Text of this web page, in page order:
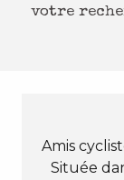
votre
Amis
Située